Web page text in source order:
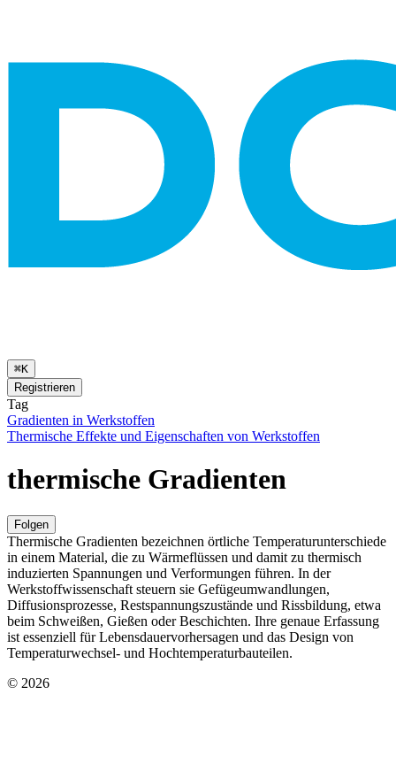
⌘K
Registrieren
Tag
Gradienten in Werkstoffen
Thermische Effekte und Eigenschaften von Werkstoffen
thermische Gradienten
Folgen
Thermische Gradienten bezeichnen örtliche Temperaturunterschiede
in einem Material, die zu Wärmeflüssen und damit zu thermisch
induzierten Spannungen und Verformungen führen. In der
Werkstoffwissenschaft steuern sie Gefügeumwandlungen,
Diffusionsprozesse, Restspannungszustände und Rissbildung, etwa
beim Schweißen, Gießen oder Beschichten. Ihre genaue Erfassung
ist essenziell für Lebensdauervorhersagen und das Design von
Temperaturwechsel- und Hochtemperaturbauteilen.
© 2026